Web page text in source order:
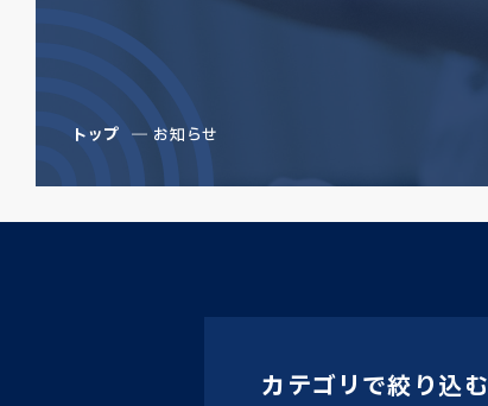
トップ お知らせ
カテゴリで絞り込む